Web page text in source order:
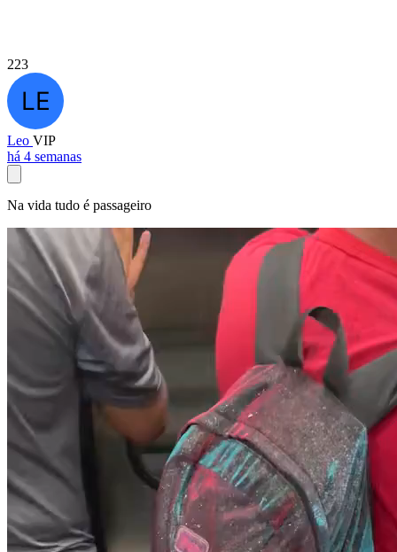
223
Leo VIP
há 4 semanas
Na vida tudo é passageiro